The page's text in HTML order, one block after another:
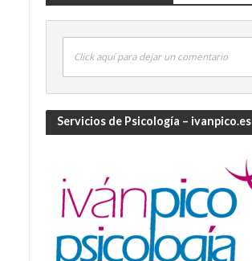
Click aquí para dejar un comentario
Servicios de Psicología – ivanpico.es